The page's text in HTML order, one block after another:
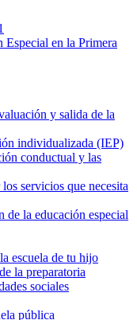
Especial en la Primera
y salida de la
individualizada (IEP)
conductual y las
servicios que necesita
de la educación especial
escuela de tu hijo
la preparatoria
sociales
pública